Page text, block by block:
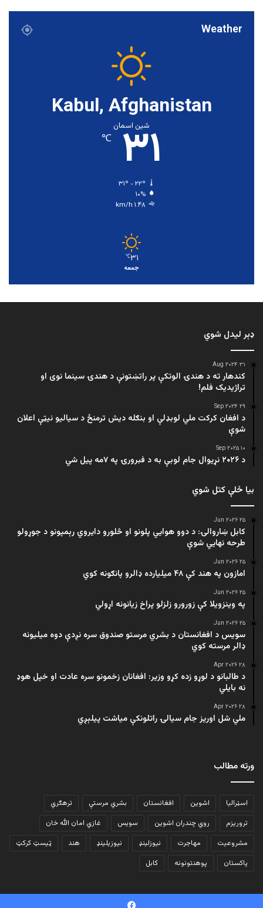
Weather
Kabul, Afghanistan
شین اسمان
۳۱ ℃
۱۰%
۱.۴۸ km/h
۳۱℃
جمعه
ډېر لیدل شوي
۳۱ Aug ۲۰۲۴
کندهار ته د هندۍ الوتکې پر راتښتونې د هندۍ سینما نوی او
تراژيديک فلم!
۲۹ Sep ۲۰۲۴
د افغان کرکت ملي لوبډلې او بنګله دیش ترمنځ د سیالیو نیټې اعلان
شوې
۱۰ Sep ۲۰۲۵
د ۲۰۲۶ نړیوال جام لوبې به د فبرورۍ په ۷مه پیل شي
بیا ځلې کتل شوي
۲۵ Jun ۲۰۲۶
کابل ښاروالۍ: د دوو هوايي پلونو او څلورو دایروي رېمپونو د جوړولو
طرحه نهایي شوې
۲۵ Jun ۲۰۲۶
امازون په هند کې ۴۸ میلیارده ډالرو پانګونه کوي
۲۵ Jun ۲۰۲۶
په وینزویلا کې زورورو زلزلو پراخ زیانونه اړولي
۲۵ Jun ۲۰۲۶
سویس د افغانستان د بشري مرستو صندوق سره نږدې دوه میلیونه
ډالر مرسته کوي
۲۸ Apr ۲۰۲۶
د طالبانو د لوړو زده کړو وزیر: افغانان زخمونو سره عادت او خپل هوډ
نه بایلي
۲۸ Apr ۲۰۲۶
ملي شل اوریز جام سیالۍ راتلونکې میاشت پیلېږي
ورته مطالب
اسټرالیا اشوین افغانستان بشري مرستې
ترهګري
تروریزم
روي چندران اشوین سویس
غازي امان الله خان
مشروعیت
مهاجرت نیوزلینډ نیوزیلینډ هند
ټیسټ کرکټ
پاکستان
پوهنتونونه کابل